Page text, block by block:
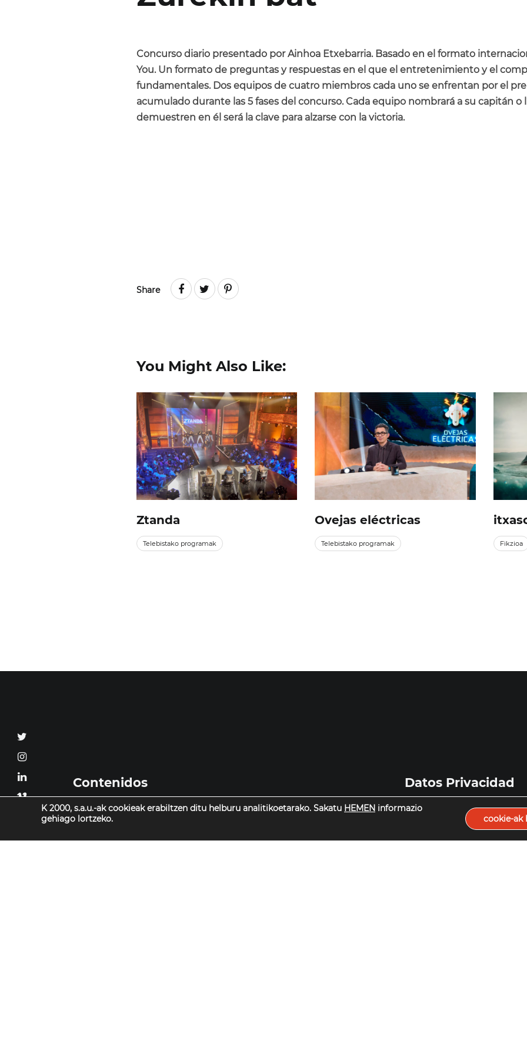
Concurso diario presentado por Ainhoa Etxebarria. Basado en el formato
You. Un formato de preguntas y respuestas en el que el entretenimiento y el
fundamentales. Dos equipos de cuatro miembros cada uno se enfrentan por el
acumulado durante las 5 fases del concurso. Cada equipo nombrará a su capitán o
demuestren en él será la clave para alzarse con la victoria.
Share
You Might Also Like:
Ztanda
Telebistako programak
Ovejas eléctricas
Telebistako programak Fikzioa
Contenidos
Produkzioak
kredituak
Datos Privacidad
Erabilera baldintzak
Pribatutasun politika
K 2000, s.a.u.-ak cookieak erabiltzen ditu helburu analitikoetarako. Sakatu HEMEN informazio
gehiago lortzeko.
cookie-ak